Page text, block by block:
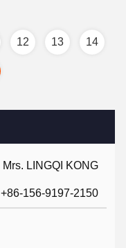
Mrs. LINGQI KONG
+86-156-9197-2150
12 13 14